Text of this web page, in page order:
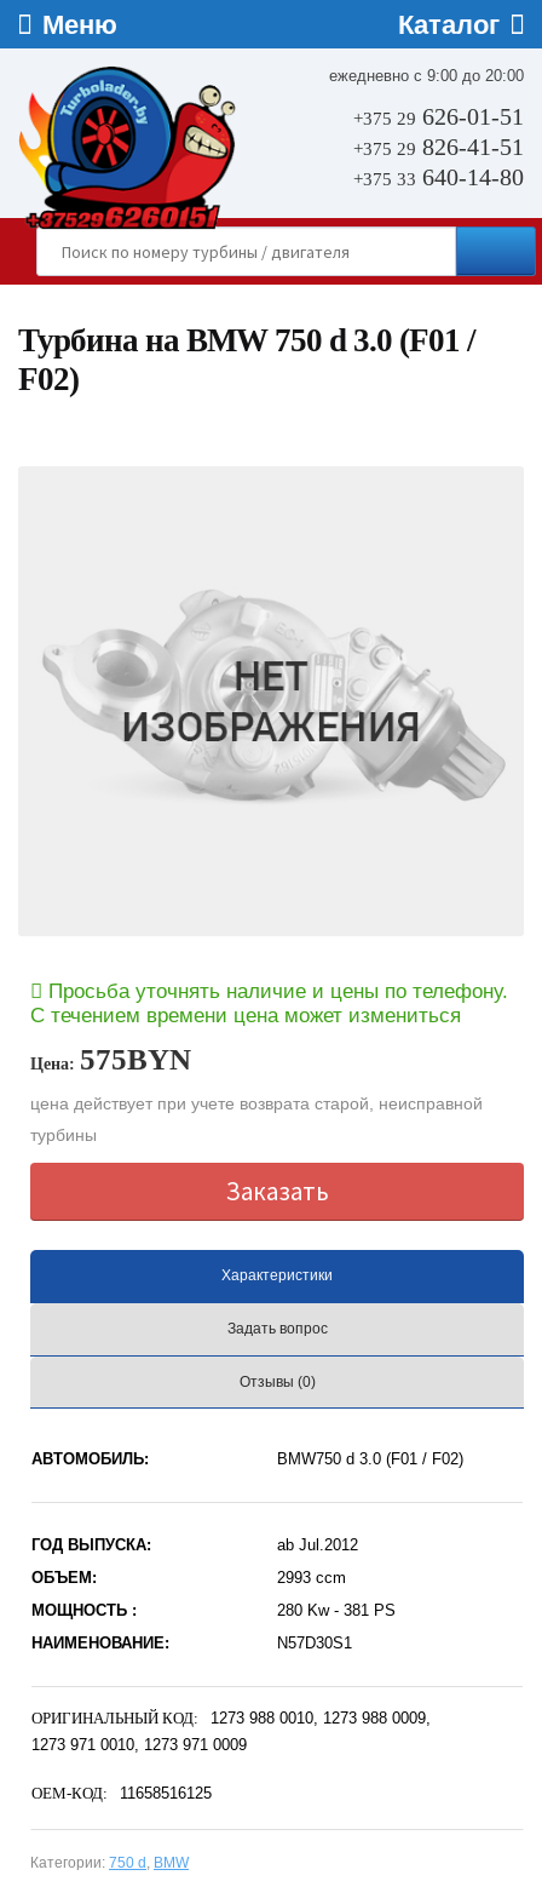
ежедневно с 9:00 до 20:00
+375 29 626-01-51
+375 29 826-41-51
+375 33 640-14-80
Турбина на BMW 750 d 3.0 (F01 /
F02)
Просьба уточнять наличие и цены по телефону.
С течением времени цена может измениться
Цена: 575BYN
цена действует при учете возврата старой, неисправной
турбины
Заказать
Характеристики
Задать вопрос
Отзывы (0)
АВТОМОБИЛЬ: BMW750 d 3.0 (F01 / F02)
ГОД ВЫПУСКА:
ab Jul.2012
ОБЪЕМ:
2993 ccm
МОЩНОСТЬ :
280 Kw - 381 PS
НАИМЕНОВАНИЕ:
N57D30S1
ОРИГИНАЛЬНЫЙ КОД: 1273 988 0010 1273 988 0009
1273 971 0010 1273 971 0009
OEM-КОД: 11658516125
Категории: 750 d, BMW